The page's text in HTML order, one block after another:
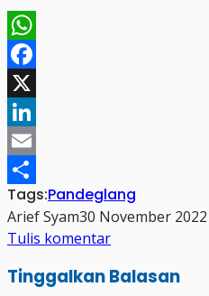
WhatsApp
Facebook
X
LinkedIn
Email
Share
Tags:Pandeglang
Arief Syam30 November 2022
Tulis komentar
Tinggalkan Balasan